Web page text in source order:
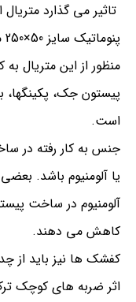
تاثیر می گذارد
پنوماتیک سایز 50×250 می باشد.
منظور از این متریال
پیستون جک،
است.
جنس به کار رفته در
یا آلومنیوم باشد.
آلومنیوم در ساخت
کاهش می دهند.
کفشک ها نیز باید از
اثر ضربه های کوچک